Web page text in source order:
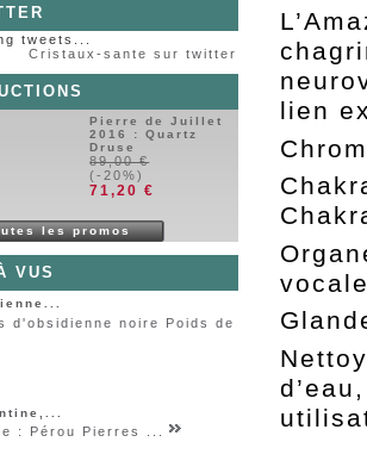
tweets...
Cristaux-sante sur twitter
Pierre de Juillet
2016 : Quartz
Druse
89,00 €
(-20%)
71,20 €
les promos
VUS
d'obsidienne noire Poids de
: Pérou Pierres ...
lien